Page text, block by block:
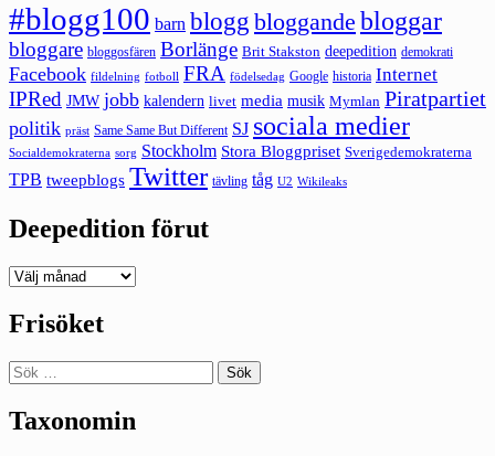
#blogg100 barn blogg bloggande bloggar
bloggare bloggosfären Borlänge Brit Stakston deepedition demokrati
Facebook fildelning fotboll FRA födelsedag Google historia Internet
IPRed JMW jobb kalendern livet media musik Mymlan Piratpartiet
politik präst Same Same But Different SJ sociala medier
Socialdemokraterna sorg Stockholm Stora Bloggpriset Sverigedemokraterna
TPB tweepblogs Twitter tävling tåg U2 Wikileaks
Deepedition förut
Deepedition
Frisöket
Sök
efter:
Taxonomin